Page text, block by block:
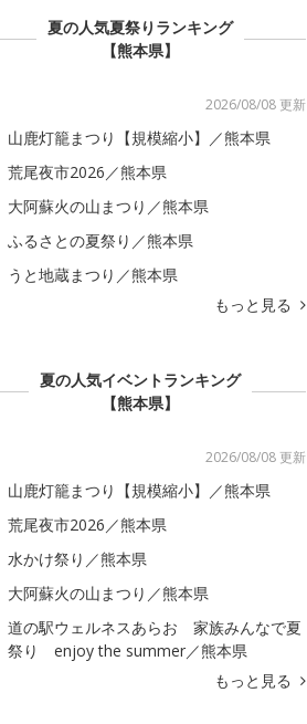
夏の人気夏祭りランキング
【熊本県】
2026/08/08 更新
山鹿灯籠まつり【規模縮小】／熊本県
荒尾夜市2026／熊本県
大阿蘇火の山まつり／熊本県
ふるさとの夏祭り／熊本県
うと地蔵まつり／熊本県
もっと見る
夏の人気イベントランキング
【熊本県】
2026/08/08 更新
山鹿灯籠まつり【規模縮小】／熊本県
荒尾夜市2026／熊本県
水かけ祭り／熊本県
大阿蘇火の山まつり／熊本県
道の駅ウェルネスあらお 家族みんなで夏
祭り enjoy the summer／熊本県
もっと見る